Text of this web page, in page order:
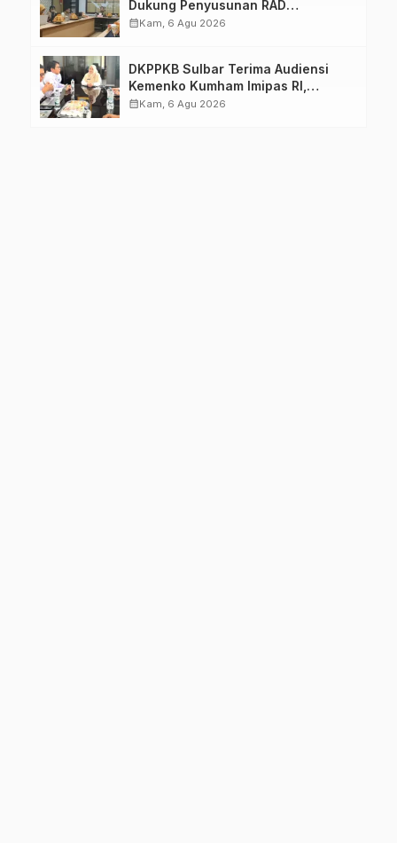
Dukung Penyusunan RAD
TPB/SDGs Sulawesi Barat
calendar_monthKam, 6 Agu 2026
DKPPKB Sulbar Terima Audiensi
Kemenko Kumham Imipas RI,
Perkuat Pelayanan Kesehatan bagi
calendar_monthKam, 6 Agu 2026